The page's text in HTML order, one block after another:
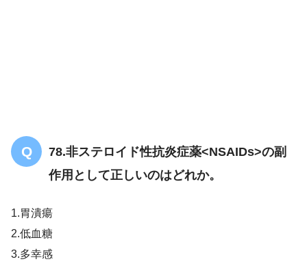
78.非ステロイド性抗炎症薬<NSAIDs>の副
作用として正しいのはどれか。
1.胃潰瘍
2.低血糖
3.多幸感